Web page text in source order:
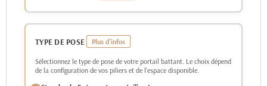
TYPE DE POSE
Sélectionnez le type de pose de votre portail battant. Le choix dépend
de la configuration de vos piliers et de l'espace disponible.